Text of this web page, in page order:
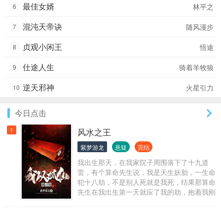
6 最佳女婿 林平之
7 混沌天帝诀 随风漫步
8 贞观小闲王 悟途
9 仕途人生 骑着羊牧狼
10 逆天邪神 火星引力
今日点击
1 风水之王
紫梦游龙 悬疑 完结
我出生那天，在我家院子周围落下了十九道
雷，有个算命先生说，我是天生妖胎，一生命
犯十八劫，不是别人死就是我死，结果那算命
先生在我出生第一天就应了我的劫，抱着我刚